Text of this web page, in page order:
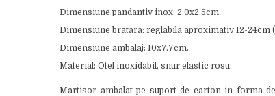
Dimensiune pandantiv inox: 2.0x2.5cm.
Dimensiune bratara: reglabila aproximativ 12-
Dimensiune ambalaj: 10x7.7cm.
Material: Otel inoxidabil, snur elastic rosu.
Martisor ambalat pe suport de carton in forma